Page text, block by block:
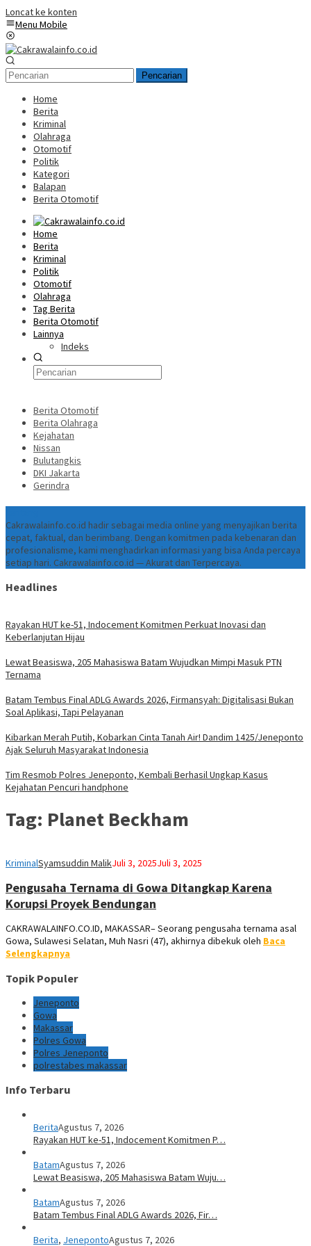
Loncat ke konten
Menu Mobile
Pencarian
Home
Berita
Kriminal
Olahraga
Otomotif
Politik
Kategori
Balapan
Berita Otomotif
Home
Berita
Kriminal
Politik
Otomotif
Olahraga
Tag Berita
Berita Otomotif
Lainnya
Indeks
Berita Otomotif
Berita Olahraga
Kejahatan
Nissan
Bulutangkis
DKI Jakarta
Gerindra
Cakrawalainfo.co.id hadir sebagai media online yang menyajikan berita
cepat, faktual, dan berimbang. Dengan komitmen pada kebenaran dan
profesionalisme, kami menghadirkan informasi yang bisa Anda percaya
setiap hari. Cakrawalainfo.co.id — Akurat dan Terpercaya.
Headlines
Rayakan HUT ke-51, Indocement Komitmen Perkuat Inovasi dan
Keberlanjutan Hijau
Lewat Beasiswa, 205 Mahasiswa Batam Wujudkan Mimpi Masuk PTN
Ternama
Batam Tembus Final ADLG Awards 2026, Firmansyah: Digitalisasi Bukan
Soal Aplikasi, Tapi Pelayanan
Kibarkan Merah Putih, Kobarkan Cinta Tanah Air! Dandim 1425/Jeneponto
Ajak Seluruh Masyarakat Indonesia
Tim Resmob Polres Jeneponto, Kembali Berhasil Ungkap Kasus
Kejahatan Pencuri handphone
Tag: Planet Beckham
KriminalSyamsuddin MalikJuli 3, 2025Juli 3, 2025
Pengusaha Ternama di Gowa Ditangkap Karena
Korupsi Proyek Bendungan
CAKRAWALAINFO.CO.ID, MAKASSAR– Seorang pengusaha ternama asal
Gowa, Sulawesi Selatan, Muh Nasri (47), akhirnya dibekuk oleh Baca
Selengkapnya
Topik Populer
Jeneponto
Gowa
Makassar
Polres Gowa
Polres Jeneponto
polrestabes makassar
Info Terbaru
BeritaAgustus 7, 2026
Rayakan HUT ke-51, Indocement Komitmen P…
BatamAgustus 7, 2026
Lewat Beasiswa, 205 Mahasiswa Batam Wuju…
BatamAgustus 7, 2026
Batam Tembus Final ADLG Awards 2026, Fir…
Berita, JenepontoAgustus 7, 2026